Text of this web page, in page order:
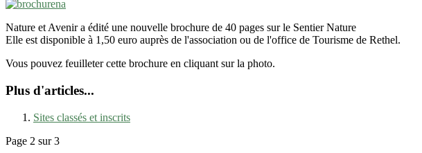
Nature et Avenir a édité une nouvelle brochure de 40 pages sur le Sentier Nature
Elle est disponible à 1,50 euro auprès de l'association ou de l'office de Tourisme de Rethel.
Vous pouvez feuilleter cette brochure en cliquant sur la photo.
Plus d'articles...
Sites classés et inscrits
Page 2 sur 3